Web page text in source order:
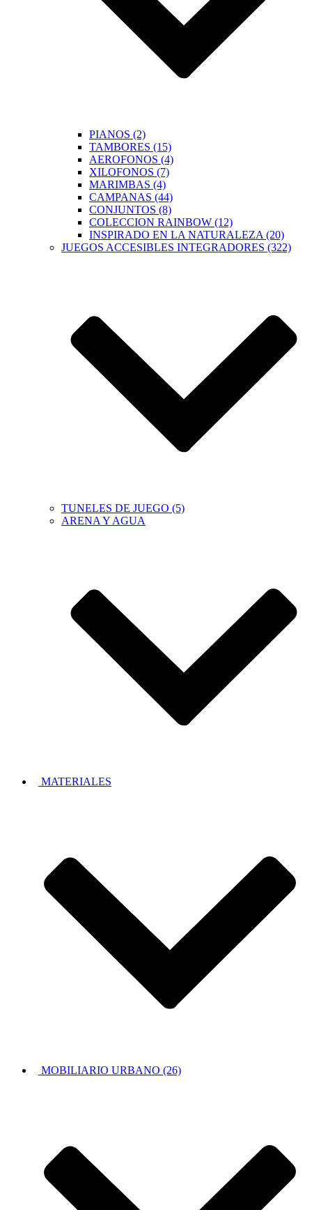
PIANOS (2)
TAMBORES (15)
AEROFONOS (4)
XILOFONOS (7)
MARIMBAS (4)
CAMPANAS (44)
CONJUNTOS (8)
COLECCION RAINBOW (12)
INSPIRADO EN LA NATURALEZA (20)
JUEGOS ACCESIBLES INTEGRADORES (322)
TUNELES DE JUEGO (5)
ARENA Y AGUA
MATERIALES
MOBILIARIO URBANO (26)